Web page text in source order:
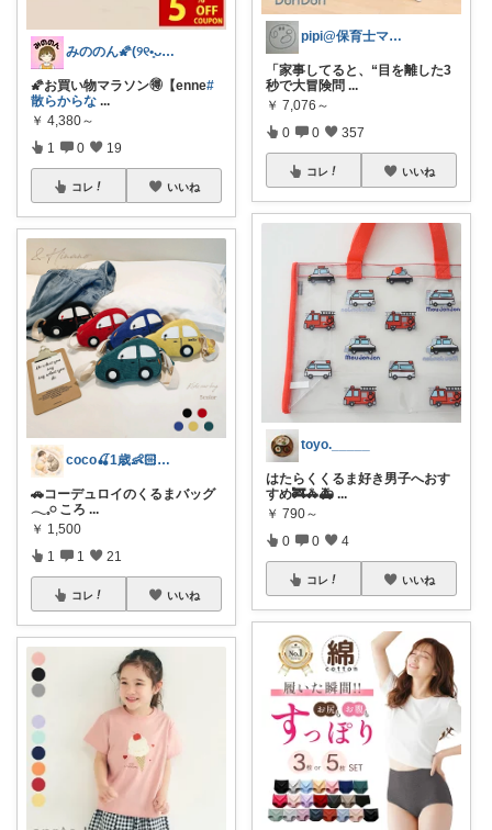
みののん🌠(୨୧•͈ᴗ•͈)感謝♡
🌠お買い物マラソン🉐【enne#
散らからな ...
￥ 4,380～
1 0 19
コレ いいね
coco🍒1歳👶🏻5歳🐈
🚗コーデュロイのくるまバッグ
𓂃𓈒𓏸 ころ ...
￥ 1,500
1 1 21
コレ いいね
pipi@保育士ママの趣味部屋
「家事してると、“目を離した3
秒で大冒険問 ...
￥ 7,076～
0 0 357
コレ いいね
toyo._____
はたらくくるま好き男子へおす
すめ🚒🚓🚑 ...
￥ 790～
0 0 4
コレ いいね